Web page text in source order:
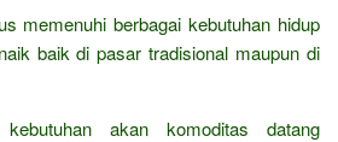
memenuhi berbagai kebutuhan hidup
baik di pasar tradisional maupun di
akan komoditas datang